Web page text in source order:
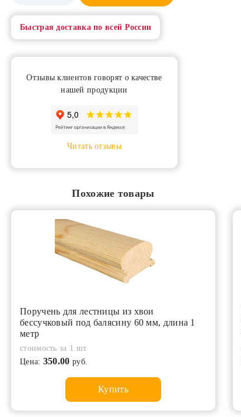
Быстрая доставка по всей России
Отзывы клиентов говорят о качестве
нашей продукции
Читать отзывы
Похожие товары
Поручень для лестницы из хвои
бессучковый под балясину 60 мм, длина 1
метр
стоимость за 1 шт.
Цена: 350.00 руб.
Купить